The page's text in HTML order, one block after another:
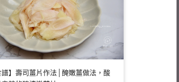
譜】壽司薑片作法│醃嫩薑做法，酸